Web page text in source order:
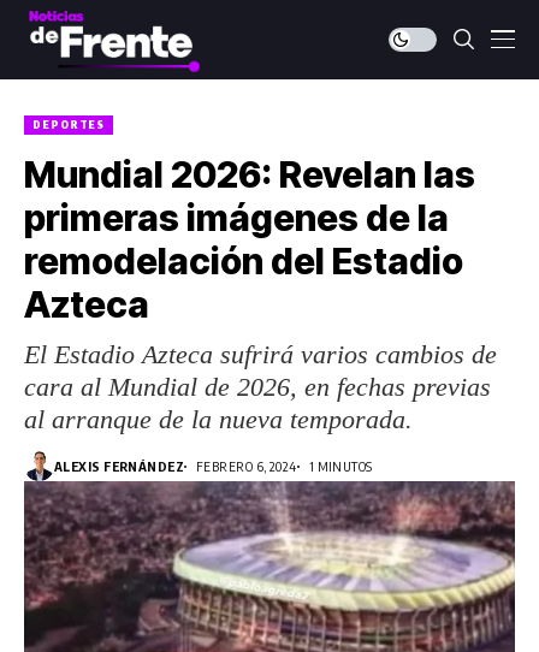
DEPORTES
Mundial 2026: Revelan las
primeras imágenes de la
remodelación del Estadio
Azteca
El Estadio Azteca sufrirá varios cambios de
cara al Mundial de 2026, en fechas previas
al arranque de la nueva temporada.
ALEXIS FERNÁNDEZ FEBRERO 6, 2024 1 MINUTOS